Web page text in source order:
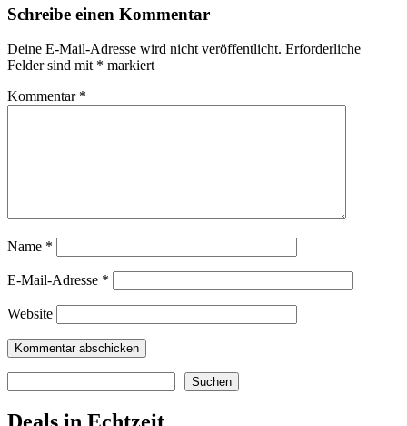
Schreibe einen Kommentar
Deine E-Mail-Adresse wird nicht veröffentlicht. Erforderliche
Felder sind mit * markiert
Kommentar *
Name *
E-Mail-Adresse *
Website
Suchen